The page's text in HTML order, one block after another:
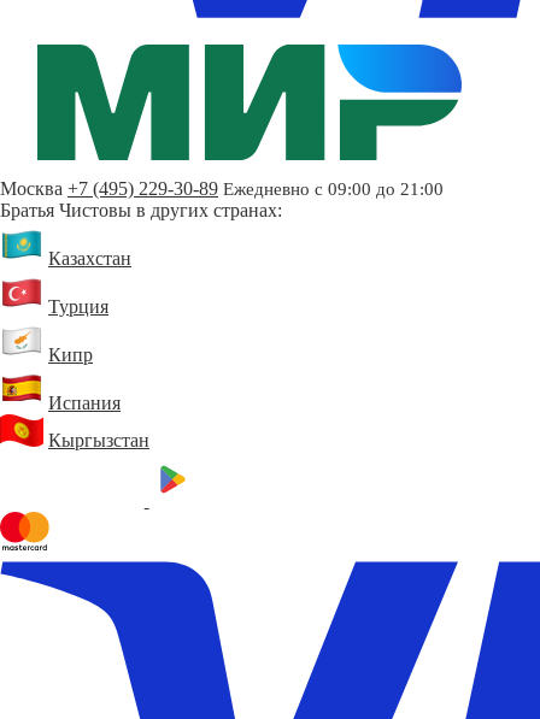
Москва +7 (495) 229-30-89 Ежедневно с 09:00 до 21:00
Братья Чистовы в других странах:
Казахстан
Турция
Кипр
Испания
Кыргызстан